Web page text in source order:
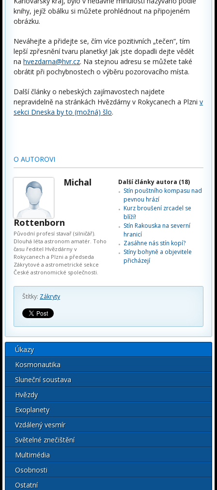
knihy, jejíž obálku si můžete prohlédnout na připojeném
obrázku.
Neváhejte a přidejte se, čím více pozitivních „tečen“, tím
lepší zpřesnění tvaru planetky! Jak jste dopadli dejte vědět
na hvezdarna@hvr.cz. Na stejnou adresu se můžete také
obrátit při pochybnostech o výběru pozorovacího místa.
Další články o nebeských zajímavostech najdete
nepravidelně na stránkách Hvězdárny v Rokycanech a Plzni v
sekci Dneska by to (možná) šlo.
O AUTOROVI
Michal
Rottenborn
Původní profesí stavař (silničář).
Dlouhá léta astronom amatér. Toho
času ředitel Hvězdárny v
Rokycanech a Plzni a předseda
Zákrytové a astrometrické sekce
České astronomické společnosti.
Další články autora (18)
Stín pouštního kompasu nad
pevnou hrází
Kurz broušení zrcadel se
blíží!
Stín Rakouska na severní
hranicí
Zasáhne nás stín kopí?
Stíny bohyně a objevitele
přicházejí
Štítky: Zákryty
Úkazy
Kosmonautika
Sluneční soustava
Hvězdy
Exoplanety
Vzdálený vesmír
Světelné znečištění
Multimédia
Osobnosti
Ostatní